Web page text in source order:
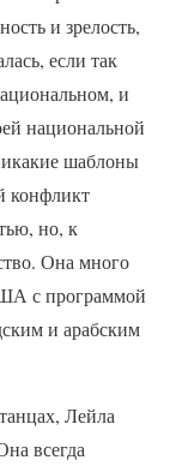
и зрелость,
если так
и
национальной
шаблоны
конфликт
но, к
Она много
с программой
и арабским
Лейла
всегда